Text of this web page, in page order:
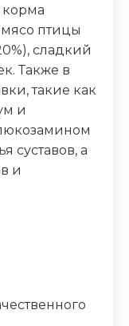
19
406
птицы
сладкий
Также в
такие как
и
суставов, а
и